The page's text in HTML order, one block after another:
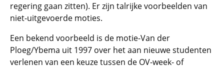
regering gaan zitten). Er zijn talrijke voorbeelden van
niet-uitgevoerde moties.
Een bekend voorbeeld is de motie-Van der
Ploeg/Ybema uit 1997 over het aan nieuwe studenten
verlenen van een keuze tussen de OV-week- of